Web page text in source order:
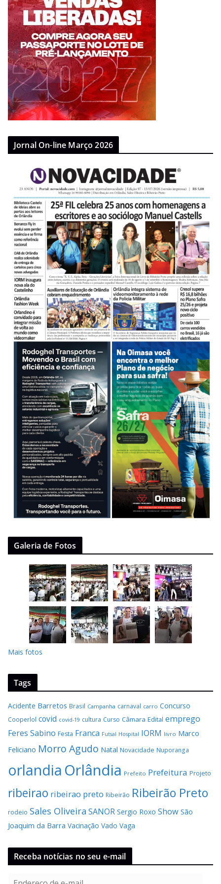
Jornal On-line Março 2026
Galeria de Fotos
Mais fotos
Tags
Acidente Barretos Brasil Campanha carnaval carro Concurso
Cooperlol covid covid-19 cultura Curso Câmara Edital emprego
Feres Sabino Festa Franca Futsal Hospital IORM livro Marco
Feliciano Morro Agudo Natal Novacidade Nuporanga
orlandia Orlândia Prefeito Prefeitura Projeto
ribeirao ribeirao preto Ribeirão Ribeirão Preto
rodeio Sales Oliveira SANOR Sergio Roxo Show São
Joaquim da Barra Vacinação Vado Vaga
Receba notícias no seu e-mail